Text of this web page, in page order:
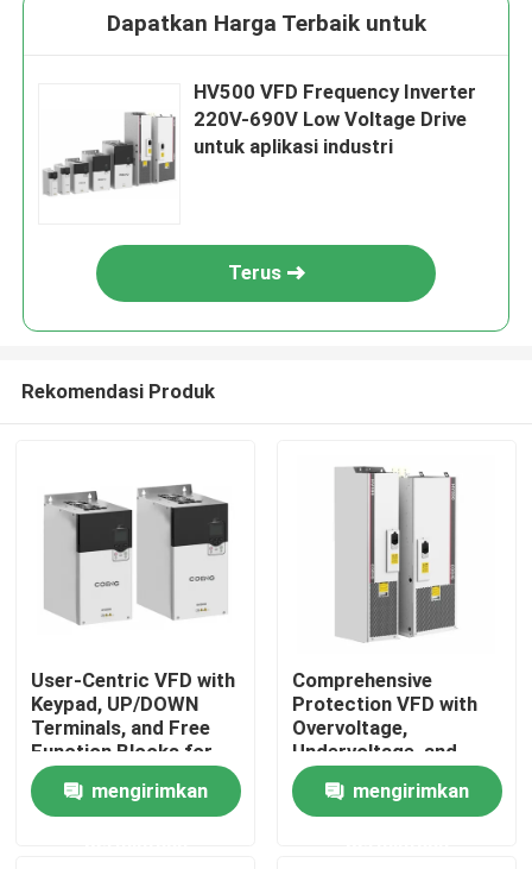
Rumah
Produk
Dapatkan Harga Terbaik untuk
HV500 VFD Frequency Inverter
220V-690V Low Voltage Drive
untuk aplikasi industri
Terus
Rekomendasi Produk
User-Centric VFD with
Keypad, UP/DOWN
Terminals, and Free
Function Blocks for
Easy Operation and
Setup mengirimkan
Comprehensive
Protection VFD with
Overvoltage,
Undervoltage, and
Phase Loss Safety
Featuresmengirimkan